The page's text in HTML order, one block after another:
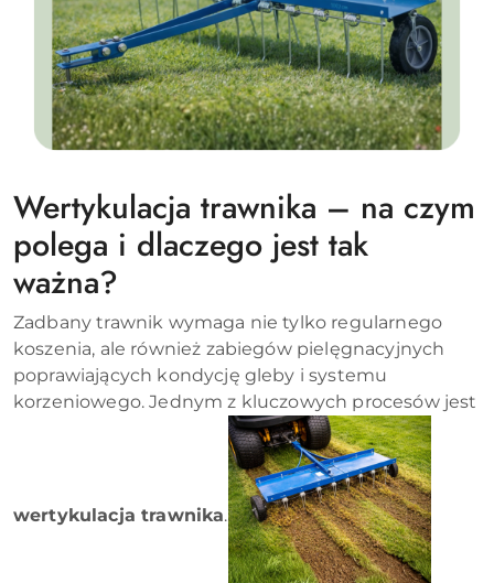
Wertykulacja trawnika – na czym
polega i dlaczego jest tak
ważna?
Zadbany trawnik wymaga nie tylko regularnego
koszenia, ale również zabiegów pielęgnacyjnych
poprawiających kondycję gleby i systemu
korzeniowego. Jednym z kluczowych procesów jest
wertykulacja trawnika.